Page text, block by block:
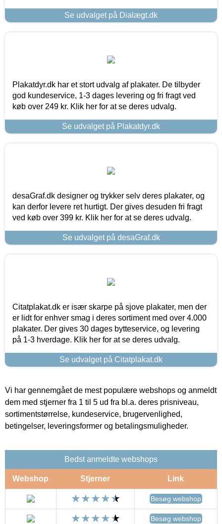
Se udvalget på Dialægt.dk
Plakatdyr.dk har et stort udvalg af plakater. De tilbyder
god kundeservice, 1-3 dages levering og fri fragt ved
køb over 249 kr. Klik her for at se deres udvalg.
Se udvalget på Plakatdyr.dk
desaGraf.dk designer og trykker selv deres plakater, og
kan derfor levere ret hurtigt. Der gives desuden fri fragt
ved køb over 399 kr. Klik her for at se deres udvalg.
Se udvalget på desaGraf.dk
Citatplakat.dk er især skarpe på sjove plakater, men der
er lidt for enhver smag i deres sortiment med over 4.000
plakater. Der gives 30 dages bytteservice, og levering
på 1-3 hverdage. Klik her for at se deres udvalg.
Se udvalget på Citatplakat.dk
Vi har gennemgået de mest populære webshops og anmeldt
dem med stjerner fra 1 til 5 ud fra bl.a. deres prisniveau,
sortimentstørrelse, kundeservice, brugervenlighed,
betingelser, leveringsformer og betalingsmuligheder.
Bedst anmeldte webshops
Webshop Stjerner Link
Besøg webshop
Besøg webshop